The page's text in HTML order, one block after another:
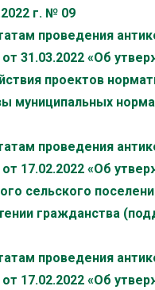
г. № 09
проведения
31.03.2022 «Об
проектов
муниципальных
проведения
17.02.2022 «Об
сельского
гражданства
проведения
17.02.2022 «Об